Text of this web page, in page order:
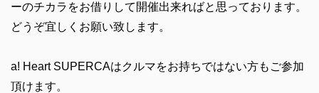
ーのチカラをお借りして開催出来ればと思っております。
どうぞ宜しくお願い致します。
a! Heart SUPERCAはクルマをお持ちではない方もご参加
頂けます。